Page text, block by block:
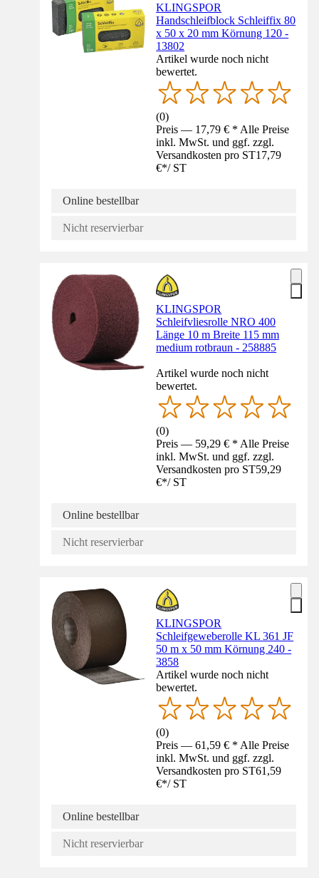
KLINGSPOR
Handschleifblock Schleiffix 80
x 50 x 20 mm Körnung 120 -
13802
Artikel wurde noch nicht
bewertet.
(0)
Preis — 17,79 € * Alle Preise
inkl. MwSt. und ggf. zzgl.
Versandkosten pro ST17,79
€*/ ST
Online bestellbar
Nicht reservierbar
KLINGSPOR
Schleifvliesrolle NRO 400
Länge 10 m Breite 115 mm
medium rotbraun - 258885
Artikel wurde noch nicht
bewertet.
(0)
Preis — 59,29 € * Alle Preise
inkl. MwSt. und ggf. zzgl.
Versandkosten pro ST59,29
€*/ ST
Online bestellbar
Nicht reservierbar
KLINGSPOR
Schleifgeweberolle KL 361 JF
50 m x 50 mm Körnung 240 -
3858
Artikel wurde noch nicht
bewertet.
(0)
Preis — 61,59 € * Alle Preise
inkl. MwSt. und ggf. zzgl.
Versandkosten pro ST61,59
€*/ ST
Online bestellbar
Nicht reservierbar